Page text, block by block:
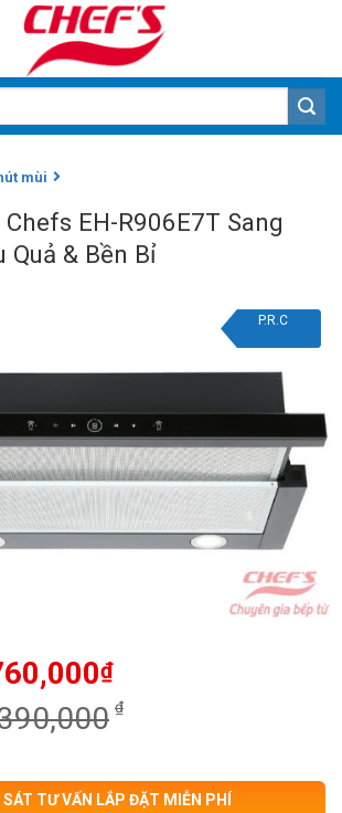
mùi
EH-R906E7T Sang
Quả & Bền Bỉ
P.R.C
₫
₫
SÁT TƯ VẤN LẮP ĐẶT MIỄN PHÍ